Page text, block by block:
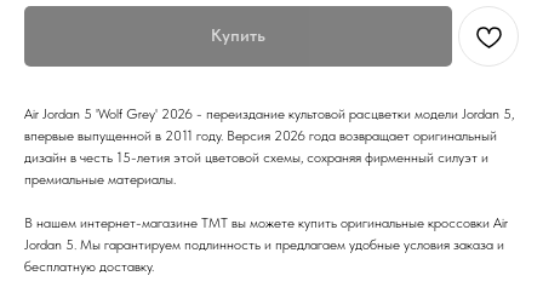
Купить
Air Jordan 5 'Wolf Grey' 2026 - переиздание культовой расцветки модели Jordan 5,
впервые выпущенной в 2011 году. Версия 2026 года возвращает оригинальный
дизайн в честь 15-летия этой цветовой схемы, сохраняя фирменный силуэт и
премиальные материалы.
В нашем интернет-магазине TMT вы можете купить оригинальные кроссовки Air
Jordan 5. Мы гарантируем подлинность и предлагаем удобные условия заказа и
бесплатную доставку.